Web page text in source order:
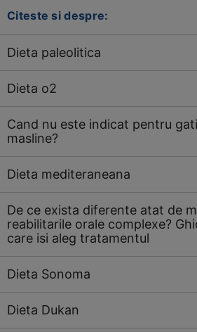
Citeste si despre:
Dieta paleolitica
Dieta o2
Cand nu este indicat pentru
masline?
Dieta mediteraneana
De ce exista diferente atat de
reabilitarile orale complexe?
care isi aleg tratamentul
Dieta Sonoma
Dieta Dukan